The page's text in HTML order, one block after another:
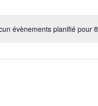
évènements planifié pour